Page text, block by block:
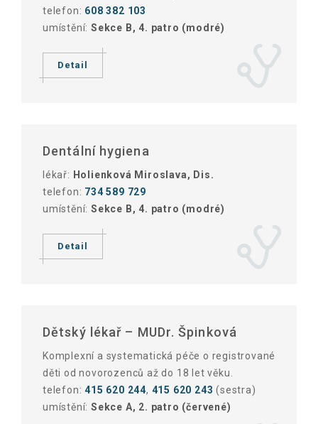
telefon: 608 382 103
umístění: Sekce B, 4. patro (modré)
Detail
Dentální hygiena
lékař: Holienková Miroslava, Dis.
telefon: 734 589 729
umístění: Sekce B, 4. patro (modré)
Detail
Dětský lékař – MUDr. Špinková
Komplexní a systematická péče o registrované
děti od novorozenců až do 18 let věku.
telefon:415 620 244, 415 620 243 (sestra)
umístění: Sekce A, 2. patro (červené)